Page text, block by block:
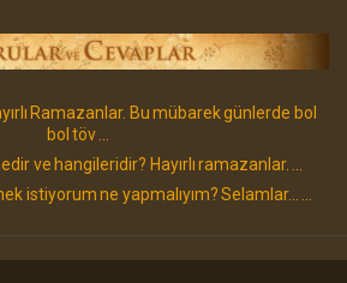
Ramazanlar. Bu mübarek günlerde bol
bol töv ...
ve hangileridir? Hayırlı ramazanlar. ...
istiyorum ne yapmalıyım? Selamlar... ...